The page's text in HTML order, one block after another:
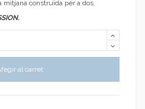
construïda per a dos.
al carret